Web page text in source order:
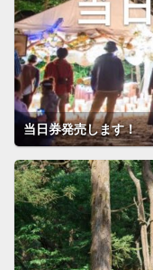
当日券発売します！